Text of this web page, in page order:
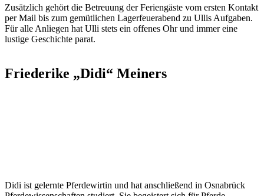
Zusätzlich gehört die Betreuung der Feriengäste vom ersten Kontakt
per Mail bis zum gemütlichen Lagerfeuerabend zu Ullis Aufgaben.
Für alle Anliegen hat Ulli stets ein offenes Ohr und immer eine
lustige Geschichte parat.
Friederike „Didi“ Meiners
Didi ist gelernte Pferdewirtin und hat anschließend in Osnabrück